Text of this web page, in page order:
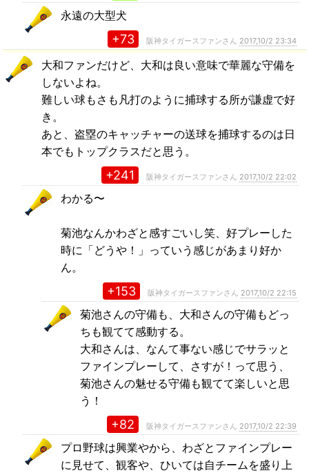
永遠の大型犬
+73 阪神タイガースファンさん 2017,10/2 23:34
大和ファンだけど、大和は良い意味で華麗な守備を
しないよね。
難しい球もさも凡打のように捕球する所が謙虚で好
き。
あと、盗塁のキャッチャーの送球を捕球するのは日
本でもトップクラスだと思う。
+241 阪神タイガースファンさん 2017,10/2 22:02
わかる〜
菊池なんかわざと感すごいし笑、好プレーした
時に「どうや！」っていう感じがあまり好か
ん。
+153 阪神タイガースファンさん 2017,10/2 22:15
菊池さんの守備も、大和さんの守備もどっ
ちも観てて感動する。
大和さんは、なんて事ない感じでサラッと
ファインプレーして、さすが！って思う、
菊池さんの魅せる守備も観てて楽しいと思
う！
+82 阪神タイガースファンさん 2017,10/2 22:39
プロ野球は興業やから、わざとファインプレー
に見せて、観客や、ひいては自チームを盛り上